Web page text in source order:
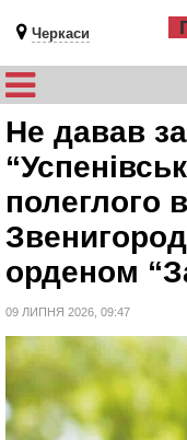
Черкаси
Не давав
полеглого
орденом
09 ЛИПНЯ 2026, 09:47